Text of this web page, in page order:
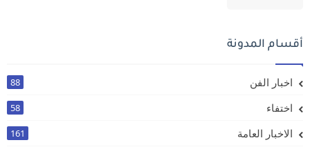
أقسام المدونة
اخبار الفن 88
اختفاء 58
الاخبار العامة 161